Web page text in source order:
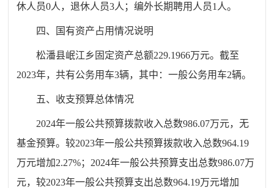
休人员0人，退休人员3人；编外长期聘用人员1人。
四、国有资产占用情况说明
松潘县岷江乡固定资产总额229.1966万元。截至
2023年，共有公务用车3辆，其中：一般公务用车2辆。
五、收支预算总体情况
2024年一般公共预算拨款收入总数986.07万元，无
基金预算。较2023年一般公共预算拨款收入总数964.19
万元增加2.27%；2024年一般公共预算支出总数986.07万
元，较2023年一般公共预算支出总数964.19万元增加